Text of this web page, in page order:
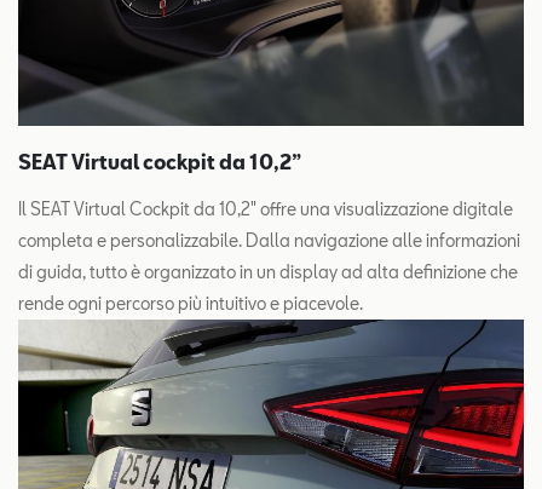
SEAT Virtual cockpit da 10,2”
Il SEAT Virtual Cockpit da 10,2" offre una visualizzazione digitale
completa e personalizzabile. Dalla navigazione alle informazioni
di guida, tutto è organizzato in un display ad alta definizione che
rende ogni percorso più intuitivo e piacevole.